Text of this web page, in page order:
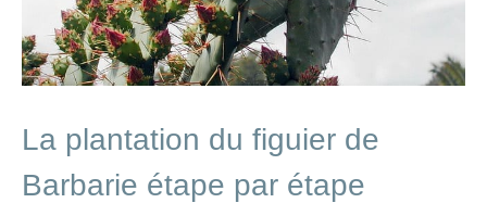
La plantation du figuier de
Barbarie étape par étape